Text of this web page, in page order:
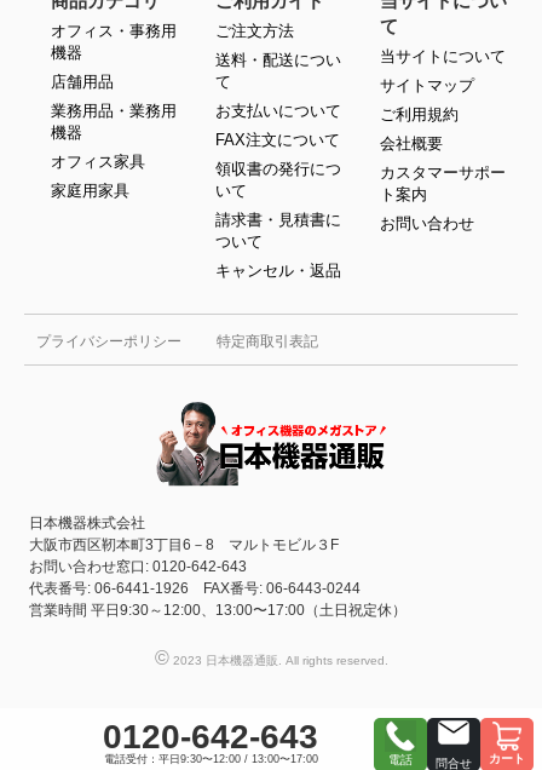
0120-642-643
電話受付：平日9:30〜12:00 / 13:00〜17:00 電話 問合せ カート
プライバシーポリシー 特定商取引表記
日本機器株式会社
大阪市西区靭本町3丁目6－8 マルトモビル３F
お問い合わせ窓口: 0120-642-643
代表番号: 06-6441-1926 FAX番号: 06-6443-0244
営業時間 平日9:30～12:00、13:00〜17:00（土日祝定休）
オフィス・事務用
機器
店舗用品
業務用品・業務用
機器
オフィス家具
家庭用家具
ご注文方法
送料・配送につい
て
お支払いについて
FAX注文について
領収書の発行につ
いて
請求書・見積書に
ついて
キャンセル・返品
て
当サイトについて
サイトマップ
ご利用規約
会社概要
カスタマーサポー
ト案内
お問い合わせ
©2023 日本機器通販. All rights reserved.